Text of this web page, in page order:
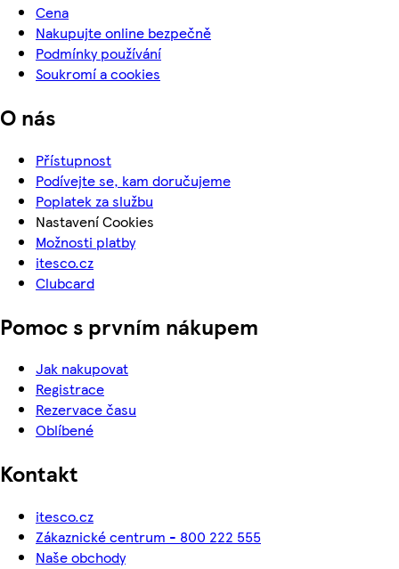
Cena
Nakupujte online bezpečně
Podmínky používání
Soukromí a cookies
O nás
Přístupnost
Podívejte se, kam doručujeme
Poplatek za službu
Nastavení Cookies
Možnosti platby
itesco.cz
Clubcard
Pomoc s prvním nákupem
Jak nakupovat
Registrace
Rezervace času
Oblíbené
Kontakt
itesco.cz
Zákaznické centrum - 800 222 555
Naše obchody